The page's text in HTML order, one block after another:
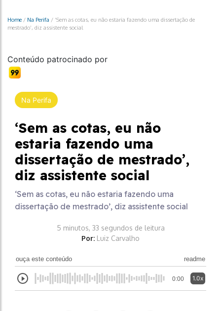
Home / Na Perifa / ‘Sem as cotas, eu não estaria fazendo uma dissertação de
mestrado’, diz assistente social
Conteúdo patrocinado por
Na Perifa
‘Sem as cotas, eu não
estaria fazendo uma
dissertação de mestrado’,
diz assistente social
‘Sem as cotas, eu não estaria fazendo uma
dissertação de mestrado’, diz assistente social
5 minutos, 33 segundos de leitura
Por: Luiz Carvalho
ouça este conteúdo readme
0:00 1.0x